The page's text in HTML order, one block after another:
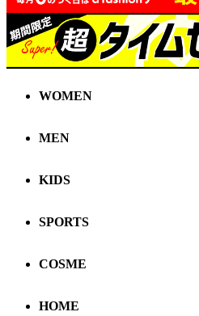
WOMEN
MEN
KIDS
SPORTS
COSME
HOME